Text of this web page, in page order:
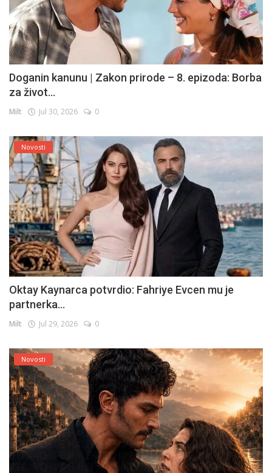
Doganin kanunu | Zakon prirode – 8. epizoda: Borba
za život...
Milt Jul 30, 2026 0
Novosti
Oktay Kaynarca potvrdio: Fahriye Evcen mu je
partnerka...
Milt Jul 29, 2026 0
Novosti